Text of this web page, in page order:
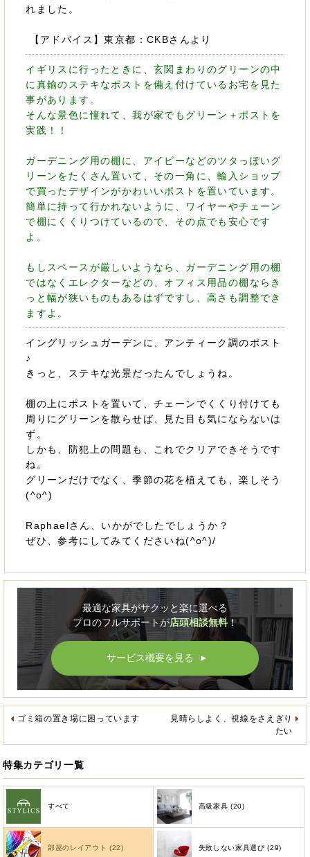
れました。
【アドバイス】東京都：CKBさんより
イギリスに行ったときに、玄関まわりのグリーンの中
に真鍮のステキなポストを備え付けているお宅を見た
事があります。
そんな景色に憧れて、我が家でもグリーン＋ポストを
実践！！
ガーデニング用の棚に、アイビーなどのツタっぽいグ
リーンをたくさん置いて、その一角に、輸入ショップ
で買ったデザインがかわいいポストを置いています。
簡単に持って行かれないように、ワイヤーやチェーン
で棚にくくりつけているので、その点でも安心です
よ。
もしスペースが厳しいようなら、ガーデニング用の棚
ではなくエレクターなどの、オフィス用品の棚ならき
っと幅が狭いものもあるはずですし、高さも調整でき
ますよ。
イングリッシュガーデンに、アンティーク調のポスト
♪
きっと、ステキな光景だったんでしょうね。
棚の上にポストを置いて、チェーンでくくり付けても
周りにグリーンを散らせば、見た目も気にならないは
ず。
しかも、防犯上の問題も、これでクリアできそうです
ね。
グリーンだけでなく、季節の花を植えても、楽しそう
(^o^)
Raphaelさん、いかがでしたでしょうか？
ぜひ、参考にしてみてくださいね(^o^)/
最適な家具がサクッと楽に選べる
プロのフルサポートが店頭相談無料！
サービス概要を見る ▲
見晴らしよく、視線をさえぎり
たい
ゴミ箱の置き場に困っています
特集カテゴリ一覧
すべて 高級家具 (20)
部屋のレイアウト (22) 失敗しない家具選び (29)